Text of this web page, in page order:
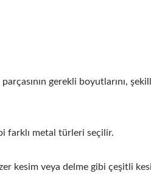
gerekli boyutlarını,
farklı metal türleri seçilir.
kesim veya delme gibi çeşitli